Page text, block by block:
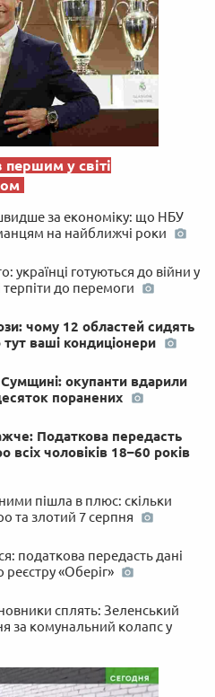
першим у світі
за економіку: що НБУ
на найближчі роки
українці готуються до війни у
терпіти до перемоги
чому 12 областей сидять
тут ваші кондиціонери
окупанти вдарили
поранених
Податкова передасть
всіх чоловіків 18–60 років
пішла в плюс: скільки
та злотий 7 серпня
податкова передасть дані
реєстру «Оберіг»
сплять: Зеленський
за комунальний колапс у